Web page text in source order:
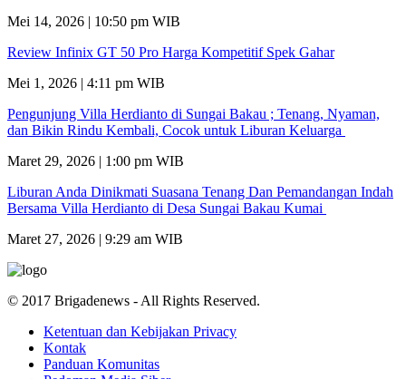
Mei 14, 2026 | 10:50 pm WIB
Review Infinix GT 50 Pro Harga Kompetitif Spek Gahar
Mei 1, 2026 | 4:11 pm WIB
Pengunjung Villa Herdianto di Sungai Bakau ; Tenang, Nyaman,
dan Bikin Rindu Kembali, Cocok untuk Liburan Keluarga
Maret 29, 2026 | 1:00 pm WIB
Liburan Anda Dinikmati Suasana Tenang Dan Pemandangan Indah
Bersama Villa Herdianto di Desa Sungai Bakau Kumai
Maret 27, 2026 | 9:29 am WIB
© 2017 Brigadenews - All Rights Reserved.
Ketentuan dan Kebijakan Privacy
Kontak
Panduan Komunitas